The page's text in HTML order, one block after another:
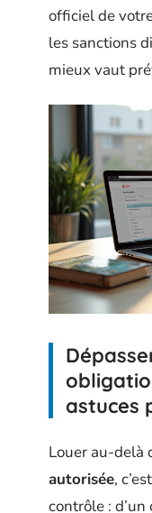
officiel de
les sanctions
mieux vaut
astuces
Louer au-delà
autorisée,
contrôle :